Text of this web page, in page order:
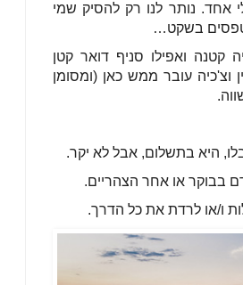
אחד. נותר לנו רק להסיק שמי
בשקט…
קטנה ואפילו סניף דואר קטן
וצ'כיה עובר ממש כאן (ומסומן
היא בתשלום, אבל לא יקר.
בבוקר או אחר הצהריים.
ו/או לרדת את כל הדרך.